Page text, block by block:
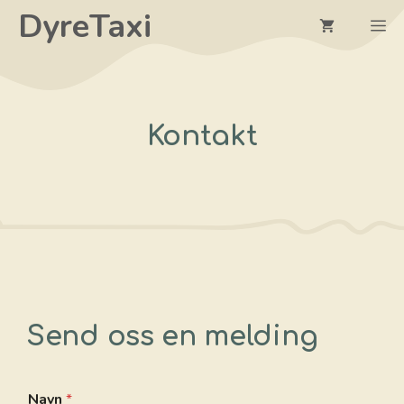
HoppDyreTaxi
Kontakt
Send oss en melding
Navn *